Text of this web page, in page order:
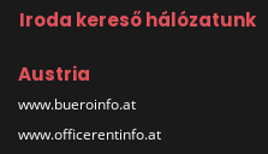
Iroda kereső hálózatunk
Austria
www.bueroinfo.at
www.officerentinfo.at